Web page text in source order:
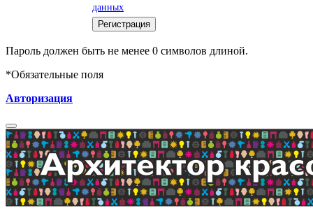
данных
Пароль должен быть не менее 0 символов длиной.
*Обязательные поля
Авторизация